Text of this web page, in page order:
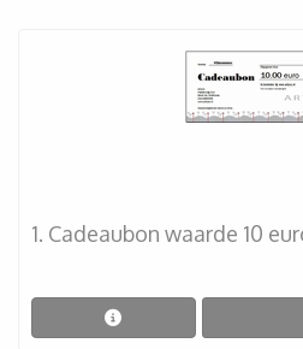
1. Cadeaubon waarde 10